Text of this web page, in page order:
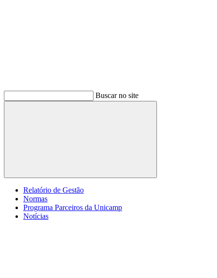
Buscar no site
Buscar
Relatório de Gestão
Normas
Programa Parceiros da Unicamp
Notícias